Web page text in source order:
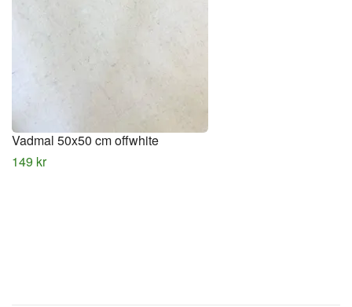
Vadmal 50x50 cm offwhite
149 kr